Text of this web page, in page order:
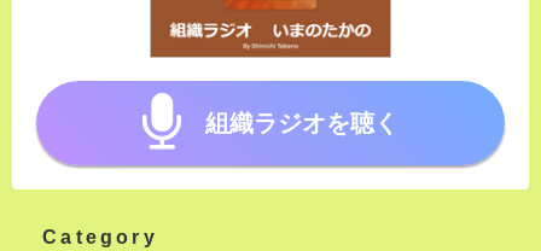
組織ラジオを聴く
Category